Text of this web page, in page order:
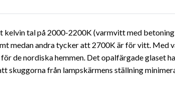
tal på 2000-2200K (varmvitt med
medan andra tycker att 2700K är för vitt. Med
de nordiska hemmen. Det opalfärgade glaset
skuggorna från lampskärmens ställning